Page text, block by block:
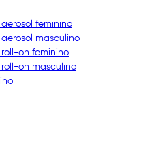
feminino
masculino
on feminino
on masculino